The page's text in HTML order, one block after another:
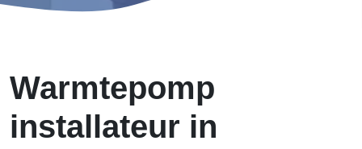
Warmtepomp
installateur in